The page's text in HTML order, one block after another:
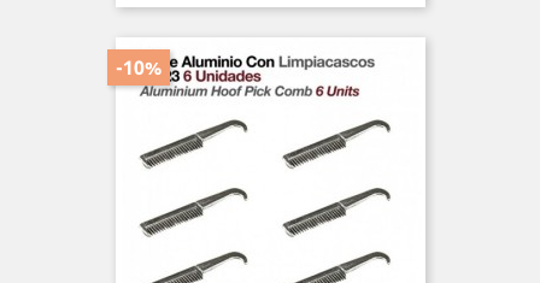
-10%